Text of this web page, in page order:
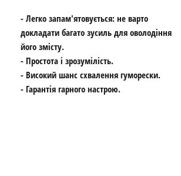
- Легко запам'ятовується: не варто
докладати багато зусиль для оволодіння
його змісту.
- Простота і зрозумілість.
- Високий шанс схвалення гуморески.
- Гарантія гарного настрою.